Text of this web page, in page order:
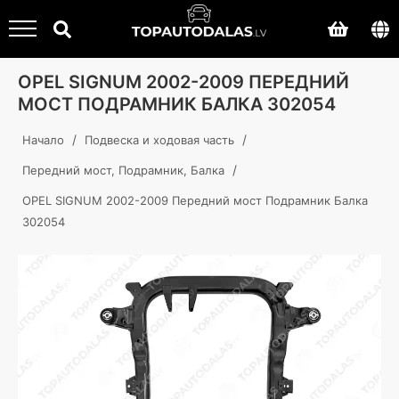
OPEL SIGNUM 2002-2009 ПЕРЕДНИЙ
МОСТ ПОДРАМНИК БАЛКА 302054
Начало / Подвеска и ходовая часть /
Передний мост, Подрамник, Балка /
OPEL SIGNUM 2002-2009 Передний мост Подрамник Балка
302054